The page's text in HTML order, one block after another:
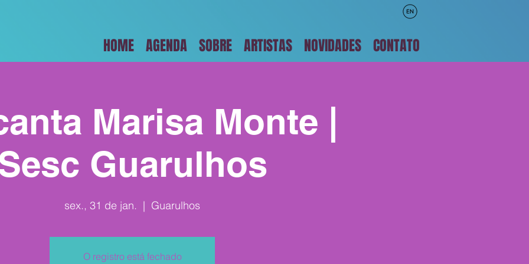
HOME AGENDA SOBRE ARTISTAS NOVIDADES CONTATO
Marisa Monte |
Guarulhos
sex., 31 de jan.
  |
Guarulhos
O registro está fechado